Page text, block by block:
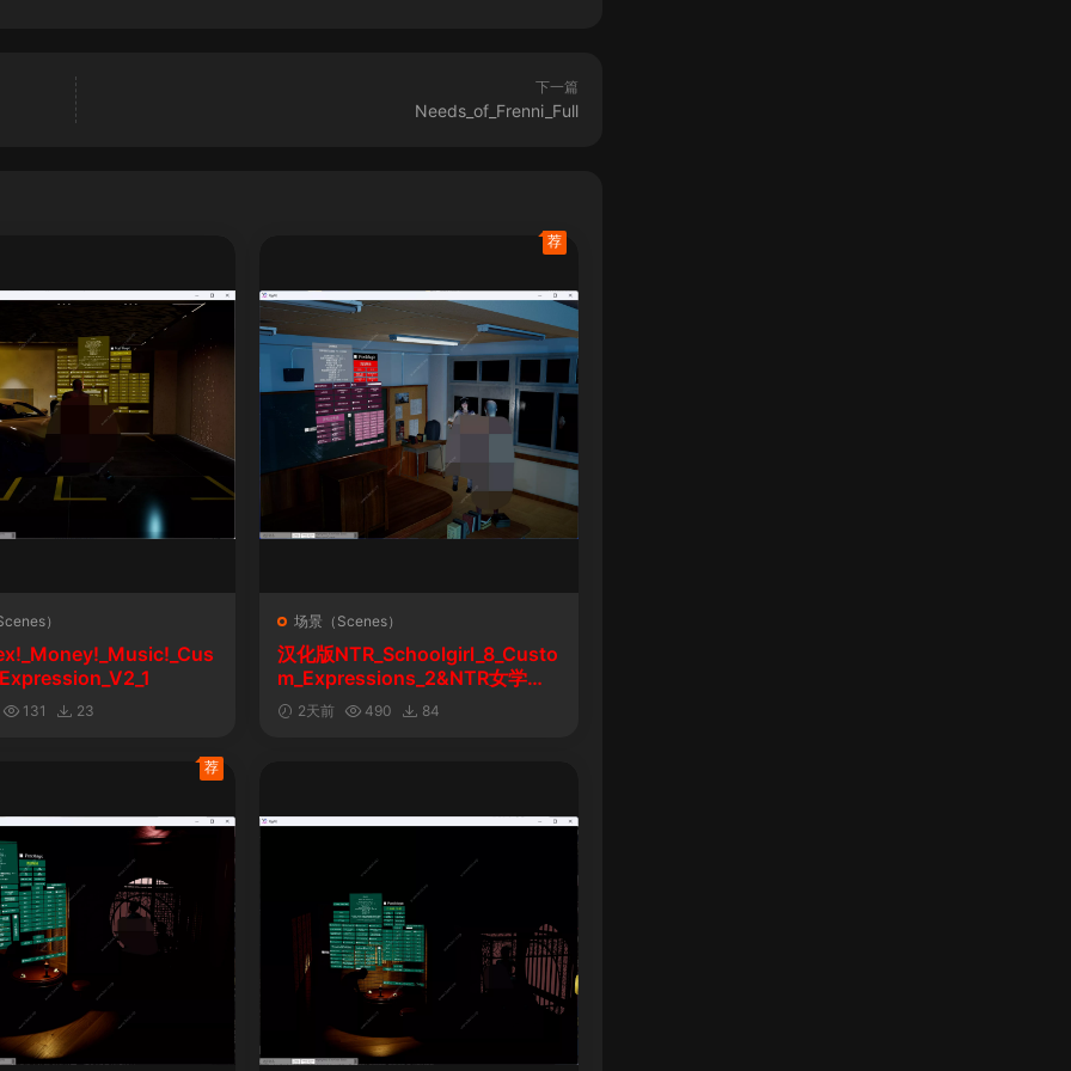
下一篇
Needs_of_Frenni_Full
）
131 23
场景（Scenes）
汉化版NTR_Schoolgirl_8_Custo
m_Expressions_2&NTR女学生8
自定义表情
2天前 490 84
荐
荐